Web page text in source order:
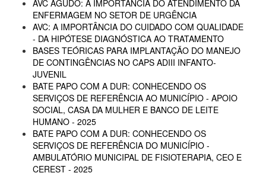
AVC AGUDO: A IMPORTÂNCIA DO ATENDIMENTO DA
ENFERMAGEM NO SETOR DE URGÊNCIA
AVC: A IMPORTÂNCIA DO CUIDADO COM QUALIDADE
- DA HIPÓTESE DIAGNÓSTICA AO TRATAMENTO
BASES TEÓRICAS PARA IMPLANTAÇÃO DO MANEJO
DE CONTINGÊNCIAS NO CAPS ADIII INFANTO-
JUVENIL
BATE PAPO COM A DUR: CONHECENDO OS
SERVIÇOS DE REFERÊNCIA AO MUNICÍPIO - APOIO
SOCIAL, CASA DA MULHER E BANCO DE LEITE
HUMANO - 2025
BATE PAPO COM A DUR: CONHECENDO OS
SERVIÇOS DE REFERÊNCIA DO MUNICÍPIO -
AMBULATÓRIO MUNICIPAL DE FISIOTERAPIA, CEO E
CEREST - 2025